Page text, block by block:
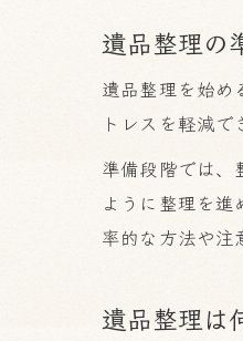
遺品整理の
遺品整理を始め
トレスを軽減
準備段階では、
ように整理を
率的な方法や注
遺品整理は